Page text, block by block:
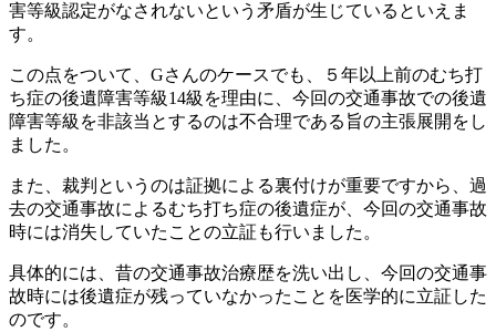
害等級認定がなされないという矛盾が生じているといえま
す。
この点をついて、Gさんのケースでも、５年以上前のむち打
ち症の後遺障害等級14級を理由に、今回の交通事故での後遺
障害等級を非該当とするのは不合理である旨の主張展開をし
ました。
また、裁判というのは証拠による裏付けが重要ですから、過
去の交通事故によるむち打ち症の後遺症が、今回の交通事故
時には消失していたことの立証も行いました。
具体的には、昔の交通事故治療歴を洗い出し、今回の交通事
故時には後遺症が残っていなかったことを医学的に立証した
のです。